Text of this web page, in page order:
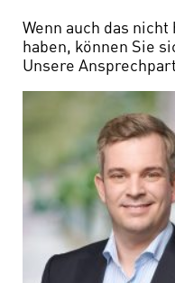
Wenn auch das
haben, können Sie
Unsere